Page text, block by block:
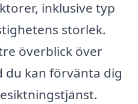
inklusive typ
storlek.
överblick över
du kan förvänta dig